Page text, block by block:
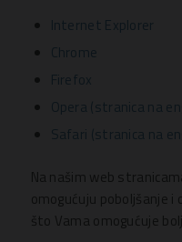
Internet Explorer
Chrome
Firefox
Opera (stranica na
Safari (stranica na
Na našim web
omogućuju poboljšanje
što Vama omogućuje